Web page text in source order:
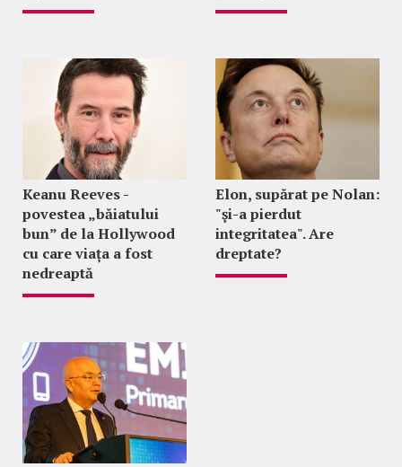
Keanu Reeves -
povestea „băiatului
bun” de la Hollywood
cu care viața a fost
nedreaptă
Elon, supărat pe Nolan:
"şi-a pierdut
integritatea". Are
dreptate?